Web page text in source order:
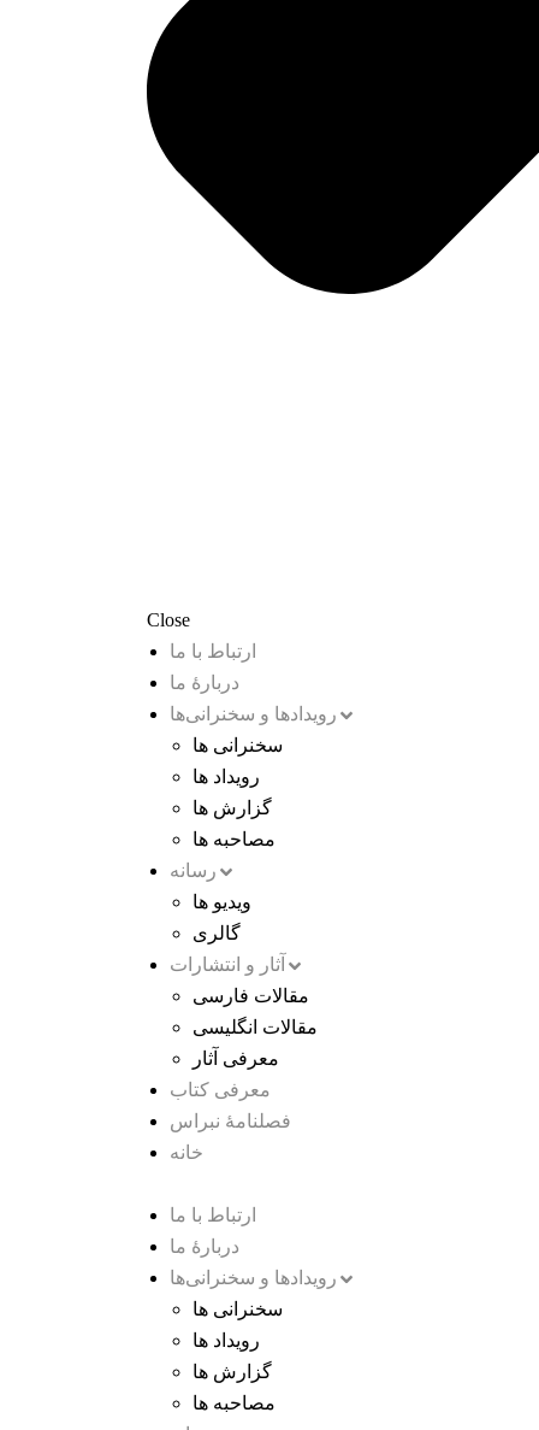
Close
ارتباط با ما
دربارۀ ما
رویدادها و سخنرانی‌ها
سخنرانی ها
رویداد ها
گزارش ها
مصاحبه ها
رسانه
ویدیو ها
گالری
آثار و انتشارات
مقالات فارسی
مقالات انگلیسی
معرفی آثار
معرفی کتاب
فصلنامۀ نبراس
خانه
ارتباط با ما
دربارۀ ما
رویدادها و سخنرانی‌ها
سخنرانی ها
رویداد ها
گزارش ها
مصاحبه ها